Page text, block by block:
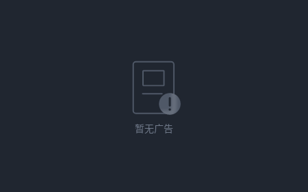
暂无广告